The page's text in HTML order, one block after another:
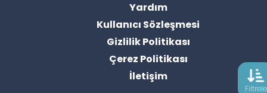
Filtrele
Yardım
Kullanıcı Sözleşmesi
Gizlilik Politikası
Çerez Politikası
İletişim